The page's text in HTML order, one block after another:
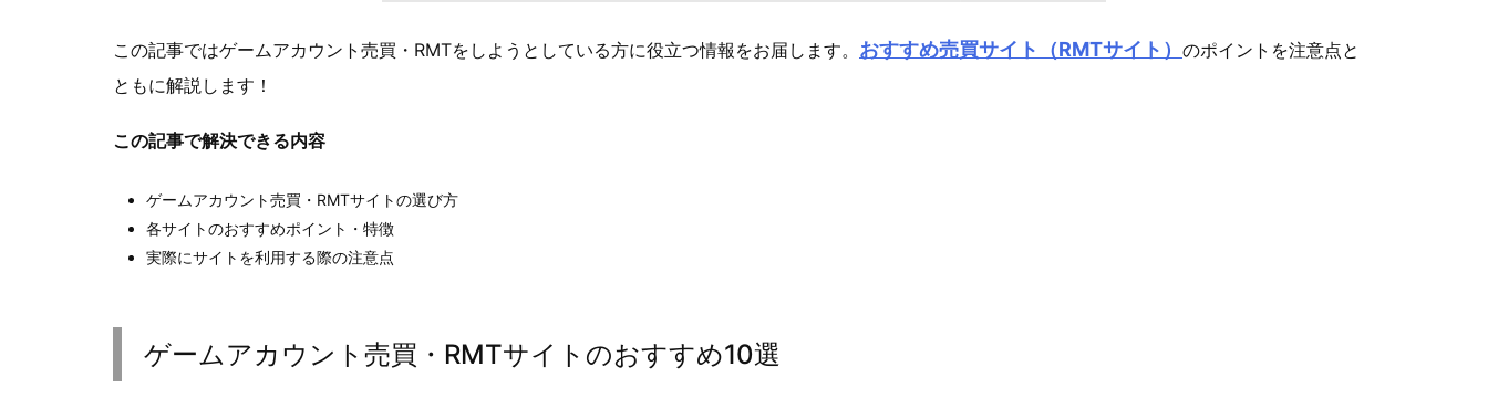
この記事ではゲームアカウント売買・RMTをしようとしている方に役立つ情報をお届します。 おすすめ売買サイト（RMTサイト） のポイントを注意点と
ともに解説します！
この記事で解決できる内容
ゲームアカウント売買・RMTサイトの選び方
各サイトのおすすめポイント・特徴
実際にサイトを利用する際の注意点
ゲームアカウント売買・RMTサイトのおすすめ10選